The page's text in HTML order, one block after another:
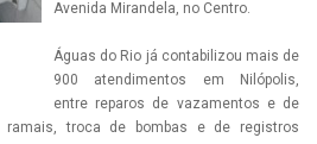
Avenida Mirandela, no Centro.
Águas do Rio já contabilizou mais de
900 atendimentos em Nilópolis,
entre reparos de vazamentos e de
ramais, troca de bombas e de registros